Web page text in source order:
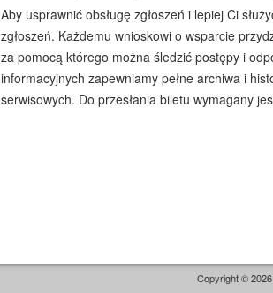
Aby usprawnić obsługę zgłoszeń i lepiej Ci
zgłoszeń. Każdemu wnioskowi o wsparcie
za pomocą którego można śledzić postępy i
informacyjnych zapewniamy pełne archiwa i
serwisowych. Do przesłania biletu wymagany
Copyright ©